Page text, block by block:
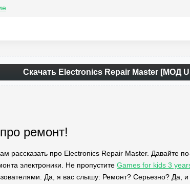
Скачать Electronics Repair Master [МОД
ремонт!
рассказать про Electronics Repair Master. Давайте
электроники. Не пропустите Games for kids 3
Да, я вас слышу: Ремонт? Серьезно? Да, и